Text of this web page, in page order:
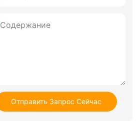
Содержание
Отправить Запрос Сейчас